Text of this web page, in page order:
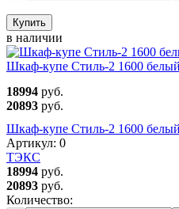
Купить
в наличии
Шкаф-купе Стиль-2 1600
18994 руб.
20893 руб.
Шкаф-купе Стиль-2 1600
Артикул: 0
ТЭКС
18994 руб.
20893 руб.
Количество: